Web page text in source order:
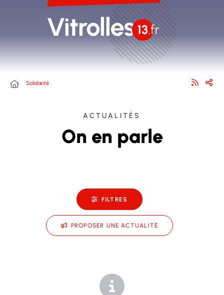
Solidarité
ACTUALITÉS
On en parle
FILTRES
PROPOSER UNE ACTUALITÉ